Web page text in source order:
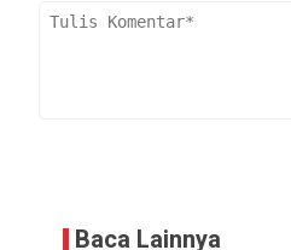
Baca Lainnya